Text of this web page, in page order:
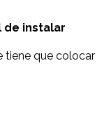
de instalar
tiene que colocar